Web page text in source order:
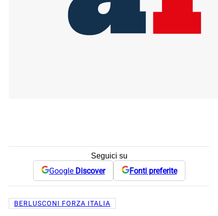
Seguici su
Google Discover Fonti preferite
BERLUSCONI FORZA ITALIA